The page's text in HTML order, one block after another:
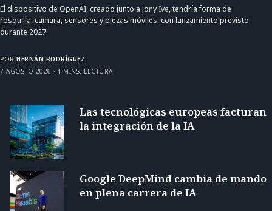
El dispositivo de OpenAI, creado junto a Jony Ive, tendría forma de
rosquilla, cámara, sensores y piezas móviles, con lanzamiento previsto
durante 2027.
POR HERNÁN RODRÍGUEZ
7 AGOSTO 2026
4 MINS. LECTURA
Las tecnológicas europeas facturan
la integración de la IA
Google DeepMind cambia de mando
en plena carrera de IA